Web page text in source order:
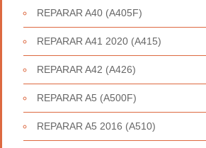
REPARAR A40 (A405F)
REPARAR A41 2020 (A415)
REPARAR A42 (A426)
REPARAR A5 (A500F)
REPARAR A5 2016 (A510)